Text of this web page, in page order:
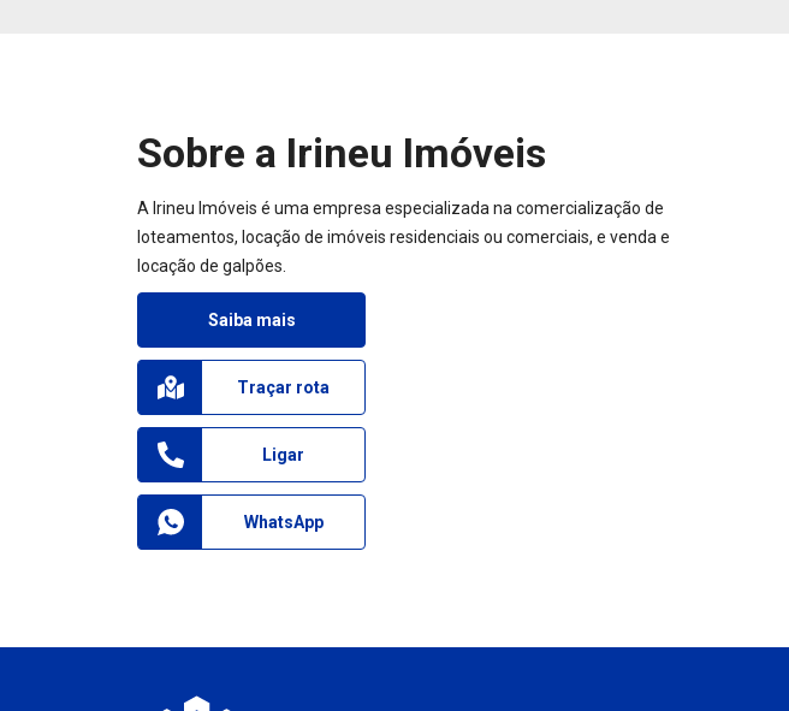
Sobre a Irineu Imóveis
A Irineu Imóveis é uma empresa especializada na comercialização de
loteamentos, locação de imóveis residenciais ou comerciais, e venda e
locação de galpões.
Saiba mais
Traçar rota
Ligar
WhatsApp